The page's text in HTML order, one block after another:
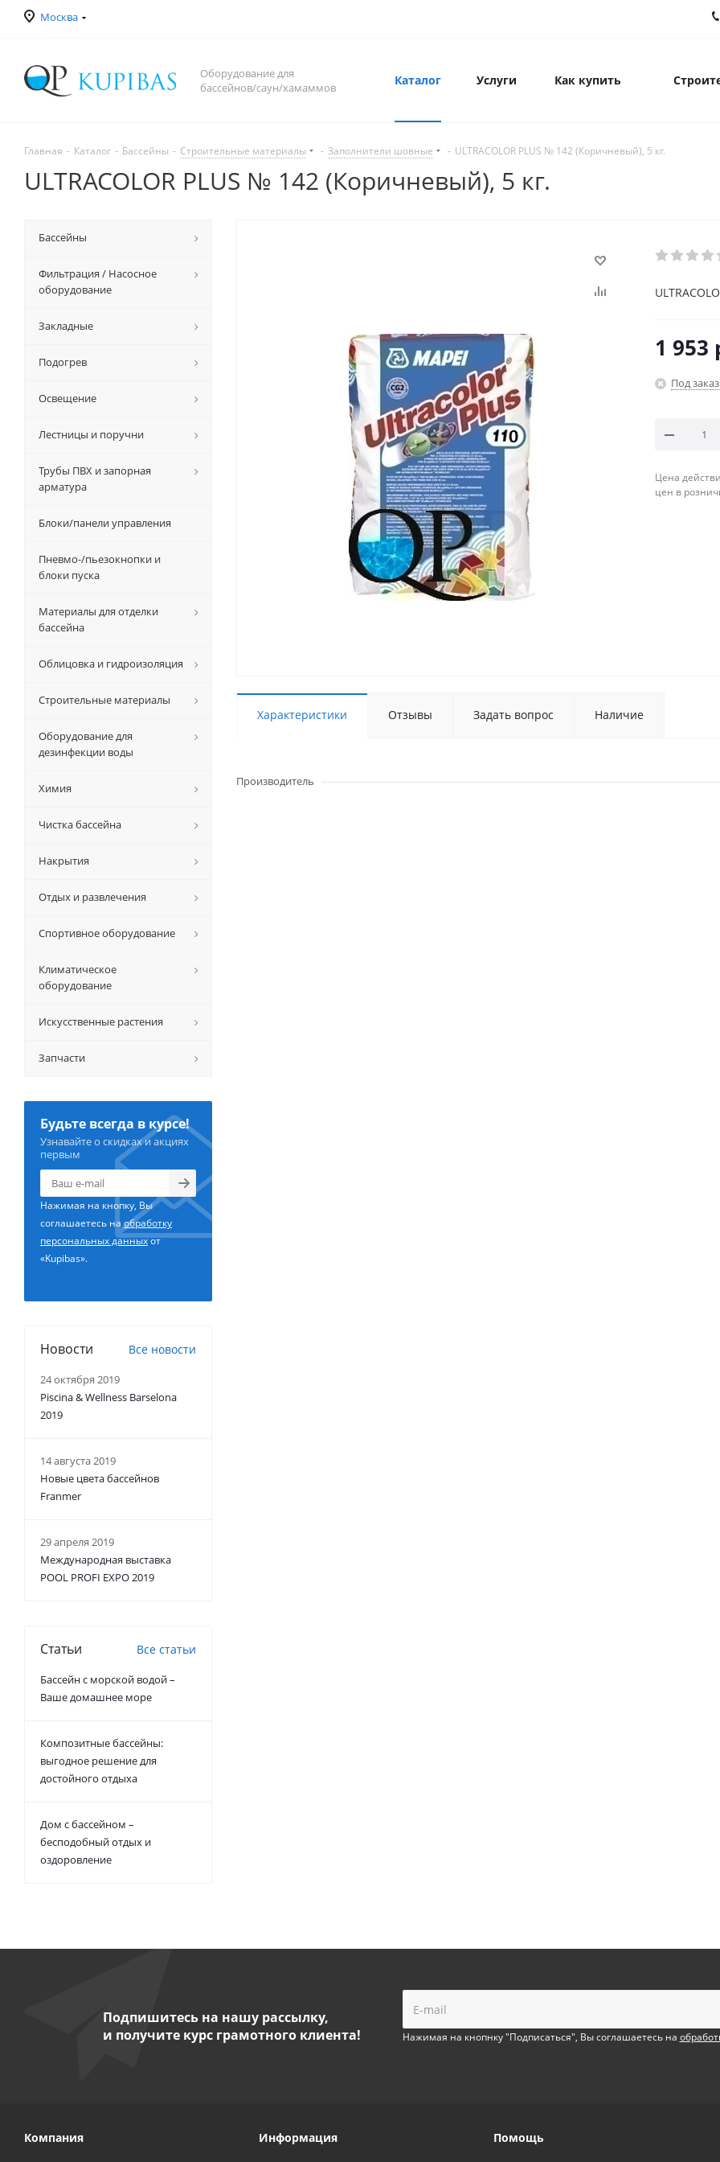
Москва
Оборудование для
бассейнов/саун/хамаммов
Каталог Услуги Как купить
Главная - Каталог - Бассейны - Строительные материалы - Заполнители шовные - ULTRACOLOR PLUS № 142 (Коричневый), 5 кг.
ULTRACOLOR PLUS № 142 (Коричневый), 5 кг.
1 953
Под заказ
Цена
цен в
Характеристики Отзывы Задать вопрос Наличие
Производитель
Бассейны
Фильтрация / Насосное
оборудование
Закладные
Подогрев
Освещение
Лестницы и поручни
Трубы ПВХ и запорная
арматура
Блоки/панели управления
Пневмо-/пьезокнопки и
блоки пуска
Материалы для отделки
бассейна
Облицовка и гидроизоляция
Строительные материалы
Оборудование для
дезинфекции воды
Химия
Чистка бассейна
Накрытия
Отдых и развлечения
Спортивное оборудование
Климатическое
оборудование
Искусственные растения
Запчасти
Будьте всегда в курсе!
Узнавайте о скидках и акциях
первым
Нажимая на кнопку, Вы
соглашаетесь наобработку
персональных данныхот
«Kupibas».
Новости Все новости
24 октября 2019
Piscina & Wellness Barselona
2019
14 августа 2019
Новые цвета бассейнов
Franmer
29 апреля 2019
Международная выставка
POOL PROFI EXPO 2019
Статьи Все статьи
Бассейн с морской водой –
Ваше домашнее море
Композитные бассейны:
выгодное решение для
достойного отдыха
Дом с бассейном –
бесподобный отдых и
оздоровление
Подпишитесь на нашу рассылку,
и получите курс грамотного клиента!
Нажимая на кнопнку "Подписаться", Вы соглашаетесь на
Компания Информация Помощь